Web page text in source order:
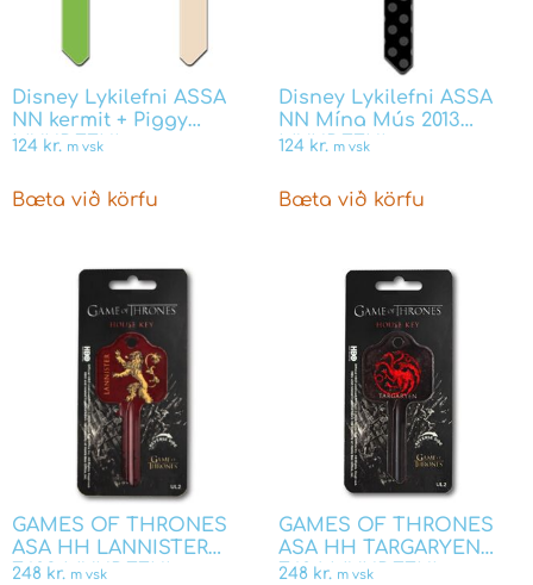
Disney Lykilefni ASSA
NN kermit + Piggy
MYNDEFNI
124 kr. m vsk
Bæta við körfu
Disney Lykilefni ASSA
NN Mína Mús 2013
MYNDEFNI
124 kr. m vsk
Bæta við körfu
GAMES OF THRONES
ASA HH LANNISTER
F603 MYNDEFNI
248 kr. m vsk
GAMES OF THRONES
ASA HH TARGARYEN
F604 MYNDEFNI
248 kr. m vsk